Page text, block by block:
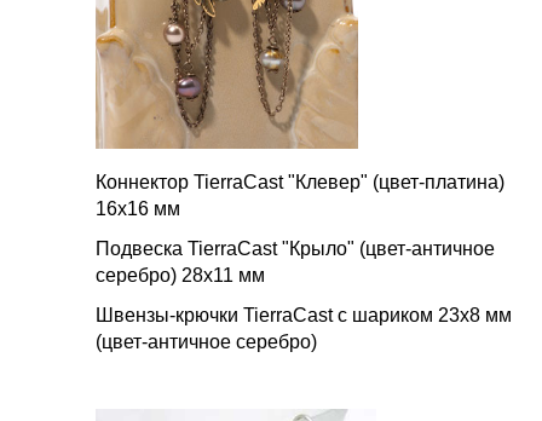
Коннектор TierraCast "Клевер" (цвет-платина)
16х16 мм
Подвеска TierraCast "Крыло" (цвет-античное
серебро) 28х11 мм
Швензы-крючки TierraCast с шариком 23х8 мм
(цвет-античное серебро)